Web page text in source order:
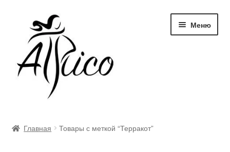
Перейти
навигации
Перейти
содержимому
Меню
Главная Товары с меткой “Терракот”